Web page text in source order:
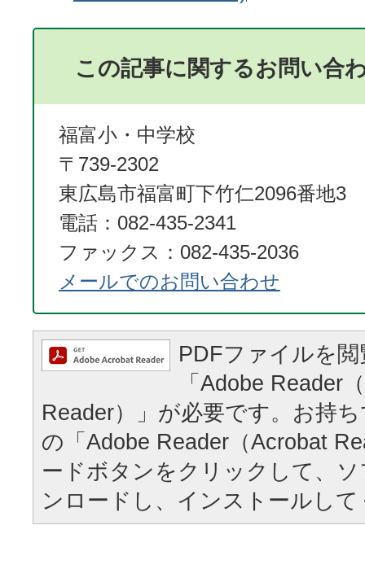
この記事に関するお問い合
福富小・中学校
〒739-2302
東広島市福富町下竹仁2096番地3
電話：082-435-2341
ファックス：082-435-2036
メールでのお問い合わせ
PDFファイルを
「Adobe Reader
Reader）」が必要です。お持
の「Adobe Reader（Acrobat
ードボタンをクリックして、
ンロードし、インストールし